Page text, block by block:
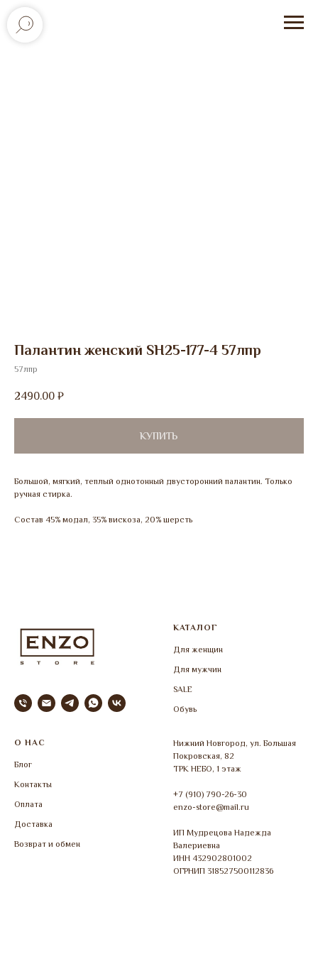
Палантин женский SH25-177-4 57лпр
57лпр
2490.00 ₽
КУПИТЬ
Большой, мягкий, теплый однотонный двусторонний палантин. Только
ручная стирка.
Состав 45% модал, 35% вискоза, 20% шерсть
КАТАЛОГ
Для женщин
Для мужчин
SALE
Обувь
О НАС
Блог
Контакты
Оплата
Доставка
Возврат и обмен
Нижний Новгород, ул. Большая
Покровская, 82
ТРК НЕБО, 1 этаж
+7 (910) 790-26-30
enzo-store@mail.ru
ИП Мудрецова Надежда
Валериевна
ИНН 432902801002
ОГРНИП 318527500112836